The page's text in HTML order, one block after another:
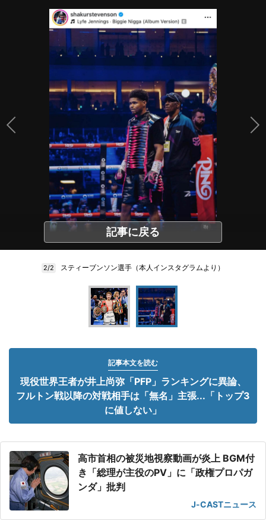
記事に戻る
2/2 スティーブンソン選手（本人インスタグラムより）
記事本文を読む
現役世界王者が井上尚弥「PFP」ランキングに異論、
フルトン戦以降の対戦相手は「無名」主張...「トップ3
に値しない」
高市首相の被災地視察動画が炎上 BGM付
き「総理が主役のPV」に「政権プロパガ
ンダ」批判
J-CASTニュース